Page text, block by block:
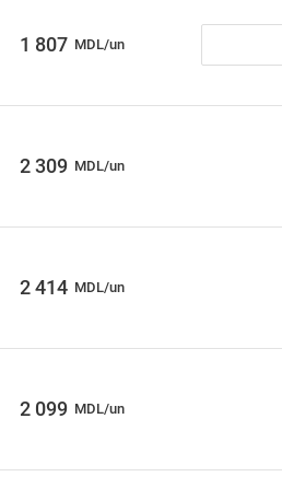
1 807 MDL/un
2 309 MDL/un
2 414 MDL/un
2 099 MDL/un